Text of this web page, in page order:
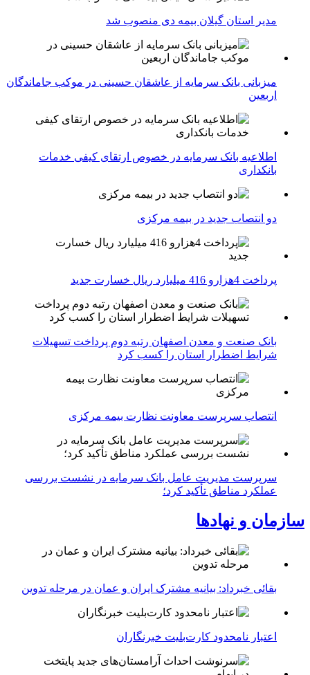
مدیر استان گیلان بیمه دی منصوب شد
میزبانی بانک سرمایه از عاشقان حسینی در موکب جاماندگان
اربعین
اطلاعیه بانک سرمایه در خصوص ارتقای کیفی خدمات
بانکداری
دو انتصاب جدید در بیمه مركزی
پرداخت 4هزارو 416 میلیارد ریال خسارت جدید
بانک صنعت و معدن اصفهان رتبه دوم پرداخت تسهیلات
شرایط اضطرار استان را کسب کرد
انتصاب سرپرست معاونت نظارت بیمه مرکزی
سرپرست مدیریت عامل بانک سرمایه در نشست بررسی
عملکرد مناطق تأکید کرد؛
سازمان و نهادها
بقائی خبرداد: بیانیه مشترک ایران و عمان در مرحله تدوین
اعتبار نامحدود کارت‌بلیت خبرنگاران